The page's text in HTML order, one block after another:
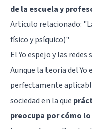
de la escuela y
Artículo relacionado:
físico y psíquico)"
El Yo espejo y las redes
Aunque la teoría del Yo
perfectamente
sociedad en la que
preocupa por cómo